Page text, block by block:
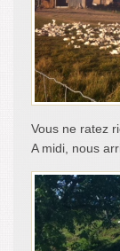
Vous ne ratez
A midi, nous